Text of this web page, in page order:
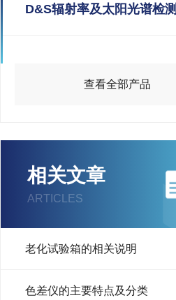
D&S辐射率及太阳光谱检测
查看全部产品
相关文章
ARTICLES
老化试验箱的相关说明
色差仪的主要特点及分类